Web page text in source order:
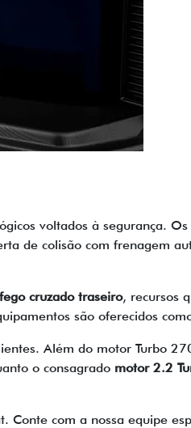
voltados à segurança. Os
de colisão com frenagem
cruzado traseiro, recursos
são oferecidos
Além do motor Turbo
o consagrado motor 2.2
Conte com a nossa equipe